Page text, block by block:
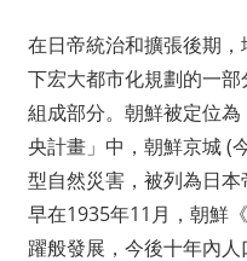
在日帝統治和擴張後期，
下宏大都市化規劃的一
組成部分。朝鮮被定位
央計畫」中，朝鮮京城 (
型自然災害，被列為日
早在1935年11月，朝鮮
躍般發展，今後十年內